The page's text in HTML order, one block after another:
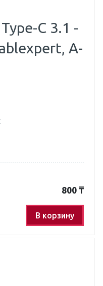
C 3.1 -
A-
800 ₸
В корзину